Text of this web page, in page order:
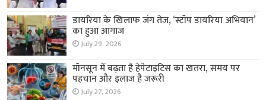
डायरिया के खिलाफ जंग तेज, ‘स्टॉप डायरिया अभियान’
का हुआ आगाज
July 29, 2026
मॉनसून में बढ़ता है हेपेटाइटिस का खतरा, समय पर
पहचान और इलाज है जरूरी
July 27, 2026